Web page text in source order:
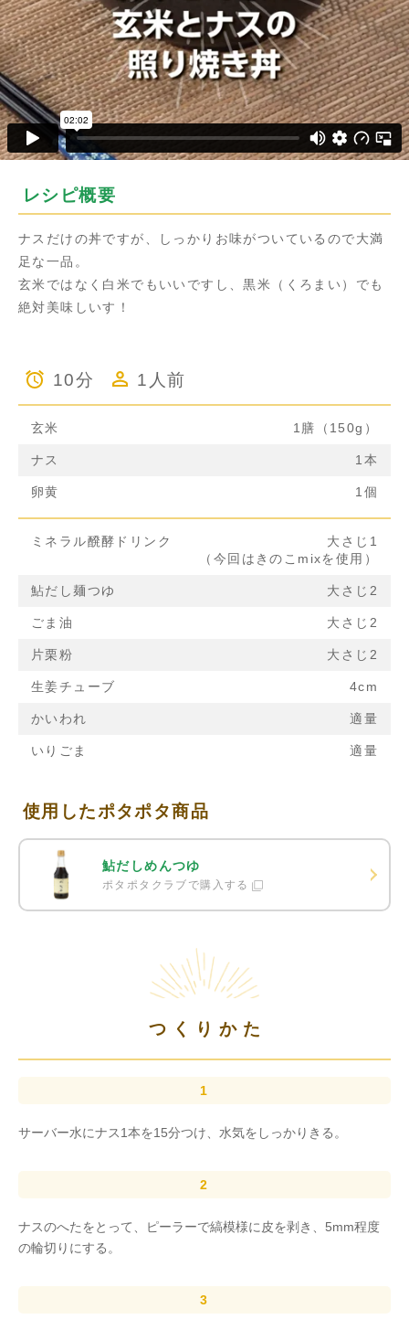
レシピ概要
ナスだけの丼ですが、しっかりお味がついているので大満
足な一品。
玄米ではなく白米でもいいですし、黒米（くろまい）でも
絶対美味しいす！
10分 1人前
玄米 1膳（150g）
ナス 1本
卵黄 1個
ミネラル醗酵ドリンク
大さじ1
（今回はきのこmixを使用）
鮎だし麺つゆ 大さじ2
ごま油 大さじ2
片栗粉 大さじ2
生姜チューブ 4cm
かいわれ 適量
いりごま 適量
使用したポタポタ商品
鮎だしめんつゆ
ポタポタクラブで購入する
つくりかた
サーバー水にナス1本を15分つけ、水気をしっかりきる。
ナスのへたをとって、ピーラーで縞模様に皮を剥き、5mm程度
の輪切りにする。